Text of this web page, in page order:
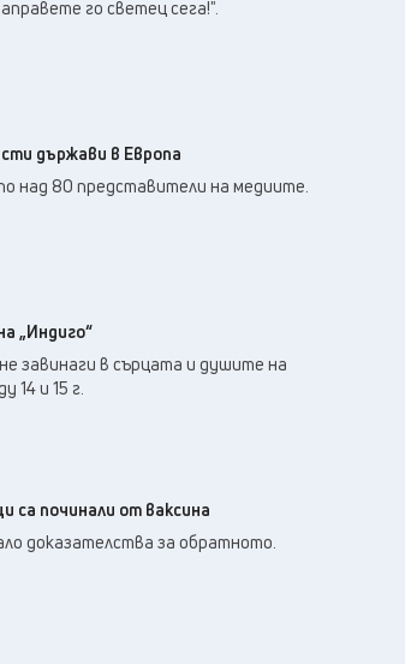
°C
°C
25°C
°C
го светец сега!".
държави в Европа
над 80 представители на медиите.
„Индиго“
завинаги в сърцата и душите на
14 и 15 г.
са починали от ваксина
доказателства за обратното.